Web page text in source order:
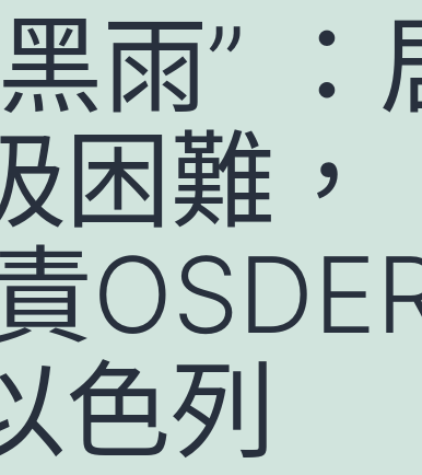
雨” ：
困難，
色列